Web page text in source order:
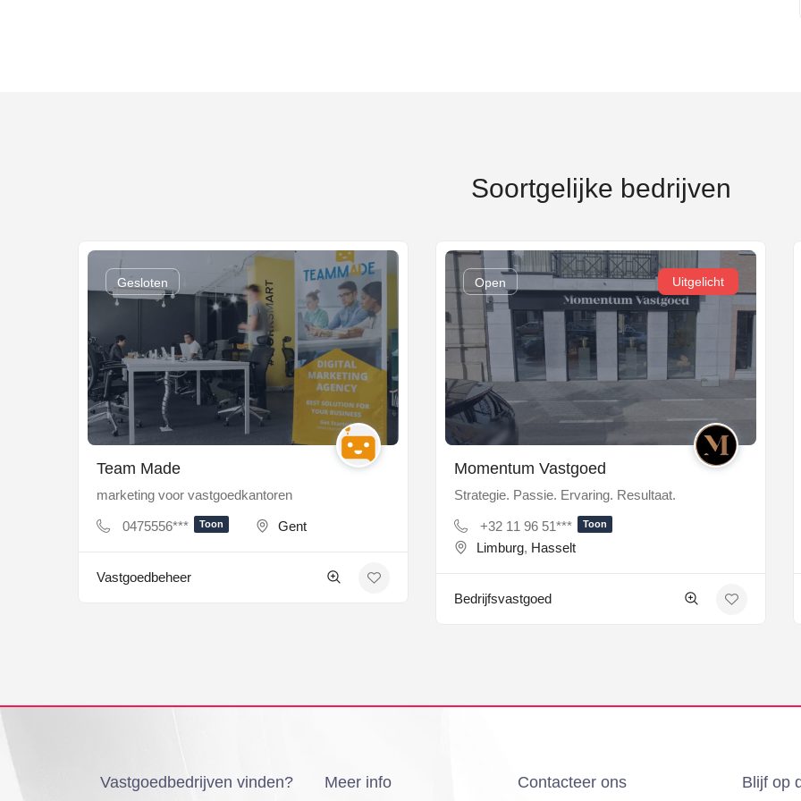
Soortgelijke bedrijven
Gesloten
Team Made
marketing voor vastgoedkantoren
0475556*** Toon Gent
Vastgoedbeheer
Open Uitgelicht
Momentum Vastgoed
Strategie. Passie. Ervaring. Resultaat.
+32 11 96 51*** Toon
Limburg, Hasselt
Bedrijfsvastgoed
Vastgoedbedrijven vinden? Meer info Contacteer ons Blijf op